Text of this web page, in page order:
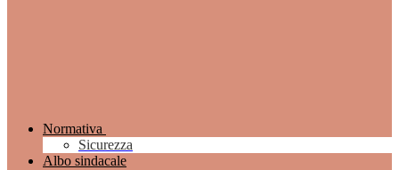
Normativa
Sicurezza
Albo sindacale